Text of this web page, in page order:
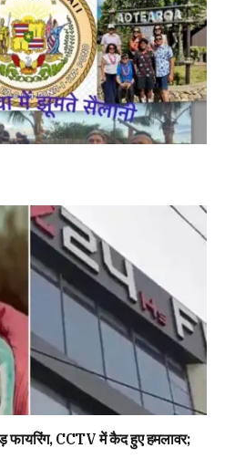
फायरिंग, CCTV में कैद हुए हमलावर;